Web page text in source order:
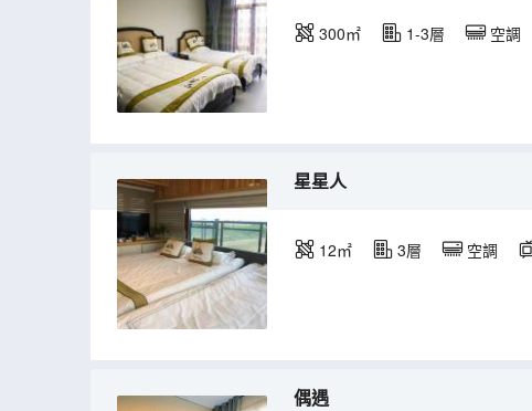
300㎡ 1-3層 空調
星星人
12㎡ 3層 空調
偶遇